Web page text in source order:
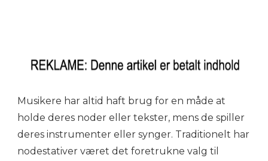
Musikere har altid haft brug for en måde at
holde deres noder eller tekster, mens de spiller
deres instrumenter eller synger. Traditionelt har
nodestativer været det foretrukne valg til